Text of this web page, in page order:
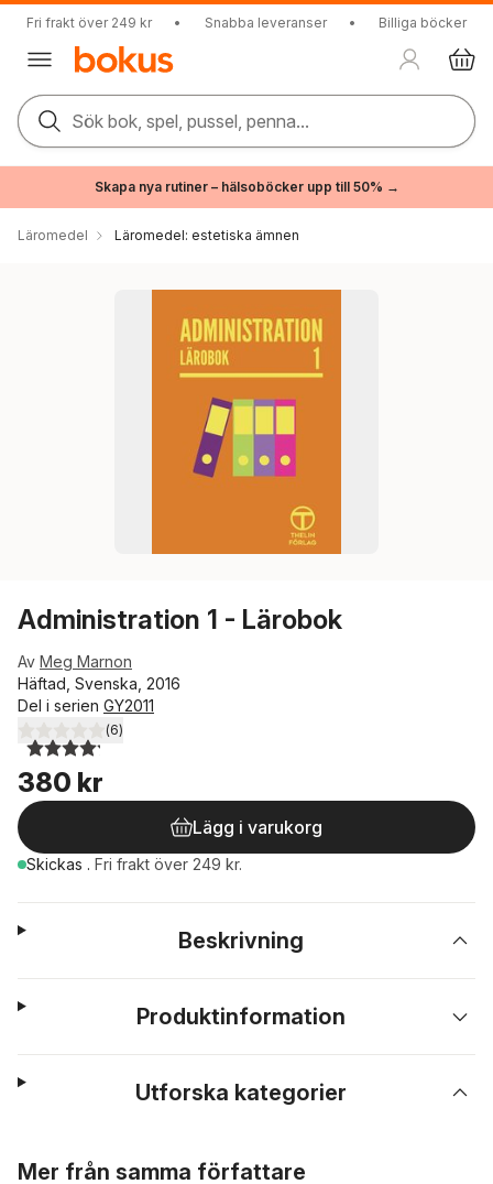
Fri frakt över 249 kr • Snabba leveranser • Billiga böcker
Sök bok, spel, pussel, penna...
Skapa nya rutiner – hälsoböcker upp till 50% →
Läromedel Läromedel: estetiska ämnen
Administration 1 - Lärobok
Av Meg Marnon
Häftad, Svenska, 2016
Del i serien GY2011
4,2utav 5 stjärnor. Totalt antal röster:
(6)
380 kr
Lägg i varukorg
Skickas . Fri frakt över 249 kr.
Beskrivning
Produktinformation
Utforska kategorier
Mer från samma författare